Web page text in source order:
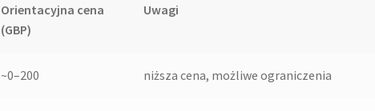
Orientacyjna cena
(GBP)
Uwagi
~0–200 niższa cena, możliwe ograniczenia